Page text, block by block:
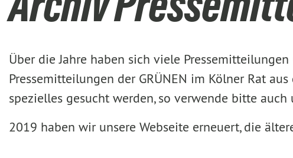
Über die Jahre haben sich viele
Pressemitteilungen der GRÜNEN im Kölner Rat
spezielles gesucht werden, so verwende bitte
2019 haben wir unsere Webseite erneuert, die